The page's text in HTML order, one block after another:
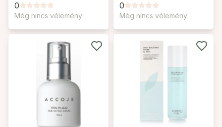
0
Még nincs vélemény
0
Még nincs vélemény